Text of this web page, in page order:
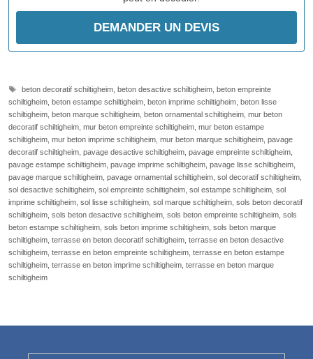
c
c
m
p
v
i
d
.
Étiquettes
beton decoratif schiltigheim beton desactive schiltigheim beton empreinte
schiltigheim beton estampe schiltigheim beton imprime schiltigheim beton lisse
schiltigheim beton marque schiltigheim beton ornamental schiltigheim mur beton
decoratif schiltigheim mur beton empreinte schiltigheim mur beton estampe
schiltigheim mur beton imprime schiltigheim mur beton marque schiltigheim pavage
decoratif schiltigheim pavage desactive schiltigheim pavage empreinte schiltigheim
pavage estampe schiltigheim pavage imprime schiltigheim pavage lisse schiltigheim
pavage marque schiltigheim pavage ornamental schiltigheim sol decoratif schiltigheim
sol desactive schiltigheim sol empreinte schiltigheim sol estampe schiltigheim sol
imprime schiltigheim sol lisse schiltigheim sol marque schiltigheim sols beton decoratif
schiltigheim sols beton desactive schiltigheim sols beton empreinte schiltigheim sols
beton estampe schiltigheim sols beton imprime schiltigheim sols beton marque
schiltigheim terrasse en beton decoratif schiltigheim terrasse en beton desactive
schiltigheim terrasse en beton empreinte schiltigheim terrasse en beton estampe
schiltigheim terrasse en beton imprime schiltigheim terrasse en beton marque
schiltigheim